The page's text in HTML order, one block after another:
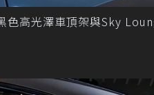
色高光澤車頂架與Sky